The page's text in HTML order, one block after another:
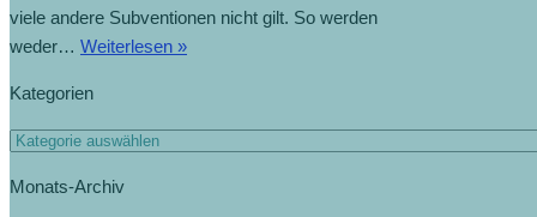
viele andere Subventionen nicht gilt. So werden
weder… Weiterlesen »Regierung
der
Kategorien
Kategorien
Monats-Archiv